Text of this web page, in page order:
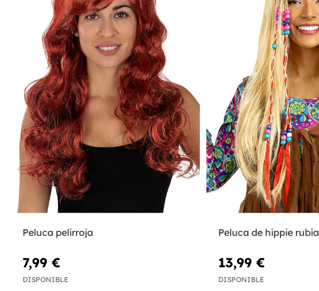
Peluca pelirroja
7,99 €
DISPONIBLE
Peluca de hippie rubia
13,99 €
DISPONIBLE